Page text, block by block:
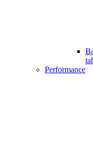
Performance